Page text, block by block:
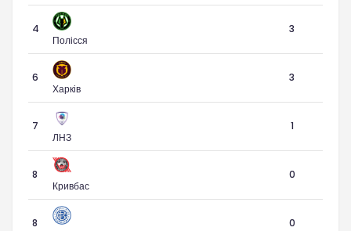
4
Полісся
3
6
Харків
3
7
ЛНЗ
1
8
Кривбас
0
8
0